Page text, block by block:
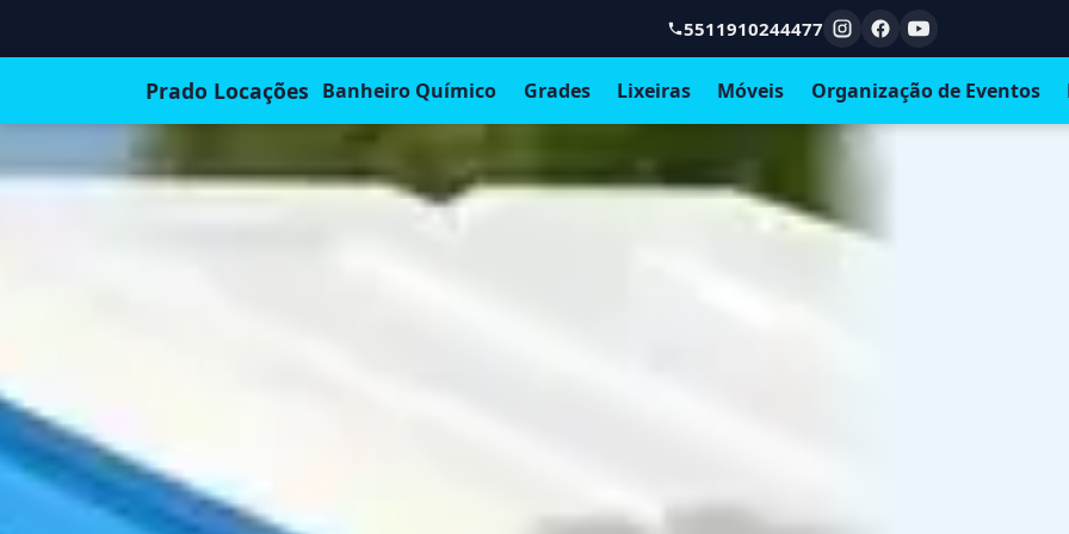
5511910244477
Prado Locações Banheiro Químico Grades Lixeiras Móveis Organização de Eventos